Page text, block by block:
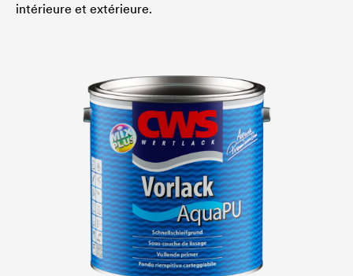
intérieure et extérieure.